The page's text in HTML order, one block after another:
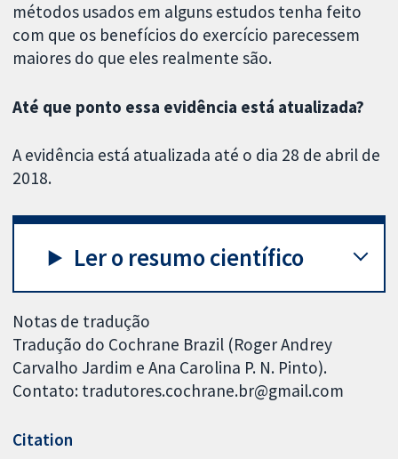
métodos usados em alguns estudos tenha feito
com que os benefícios do exercício parecessem
maiores do que eles realmente são.
Até que ponto essa evidência está atualizada?
A evidência está atualizada até o dia 28 de abril de
2018.
Ler o resumo científico
Notas de tradução
Tradução do Cochrane Brazil (Roger Andrey
Carvalho Jardim e Ana Carolina P. N. Pinto).
Contato: tradutores.cochrane.br@gmail.com
Citation